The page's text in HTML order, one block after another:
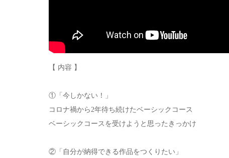
【 内容 】
①「今しかない！」
コロナ禍から2年待ち続けたベーシックコース
ベーシックコースを受けようと思ったきっかけ
②「自分が納得できる作品をつくりたい」